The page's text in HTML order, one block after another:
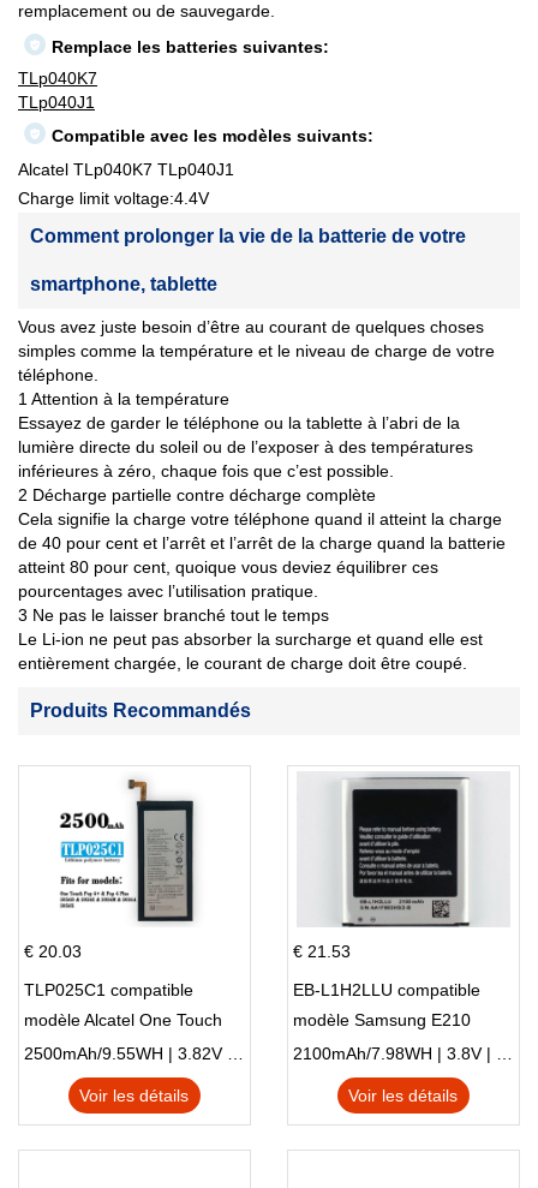
remplacement ou de sauvegarde.
Remplace les batteries suivantes:
TLp040K7
TLp040J1
Compatible avec les modèles suivants:
Alcatel TLp040K7 TLp040J1
Charge limit voltage:4.4V
Comment prolonger la vie de la batterie de votre
smartphone, tablette
Vous avez juste besoin d’être au courant de quelques choses
simples comme la température et le niveau de charge de votre
téléphone.
1 Attention à la température
Essayez de garder le téléphone ou la tablette à l’abri de la
lumière directe du soleil ou de l’exposer à des températures
inférieures à zéro, chaque fois que c’est possible.
2 Décharge partielle contre décharge complète
Cela signifie la charge votre téléphone quand il atteint la charge
de 40 pour cent et l’arrêt et l’arrêt de la charge quand la batterie
atteint 80 pour cent, quoique vous deviez équilibrer ces
pourcentages avec l’utilisation pratique.
3 Ne pas le laisser branché tout le temps
Le Li-ion ne peut pas absorber la surcharge et quand elle est
entièrement chargée, le courant de charge doit être coupé.
Produits Recommandés
€ 20.03
TLP025C1 compatible
modèle Alcatel One Touch
Pop 4 Plus OT-5056D
2500mAh/9.55WH | 3.82V | Li-ion ...
Voir les détails
€ 21.53
EB-L1H2LLU compatible
modèle Samsung E210
E210K i939
2100mAh/7.98WH | 3.8V | Li-ion ...
Voir les détails